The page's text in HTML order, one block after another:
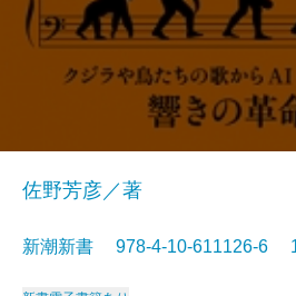
佐野芳彦／著
新潮新書 978-4-10-611126-6